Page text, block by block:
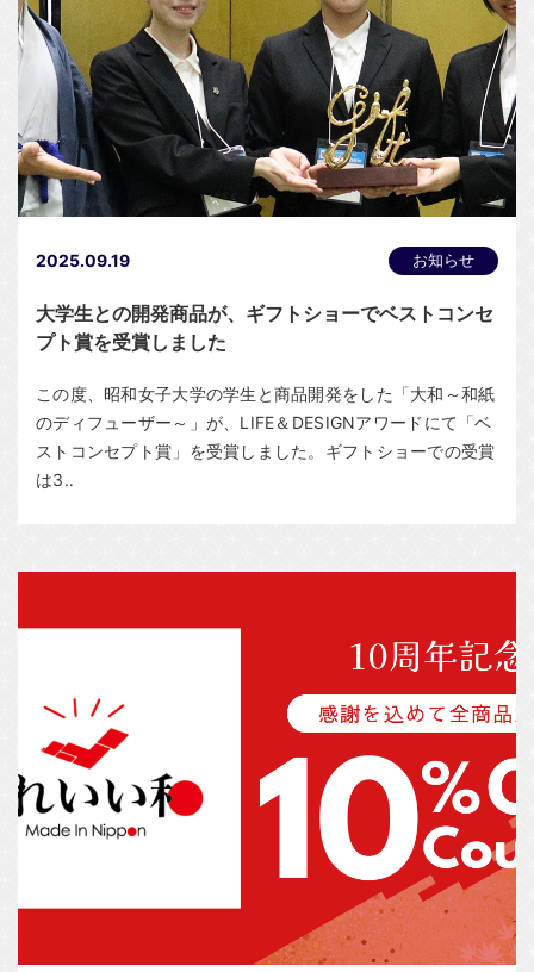
2025.09.19 お知らせ
大学生との開発商品が、ギフトショーでベストコンセ
プト賞を受賞しました
この度、昭和女子大学の学生と商品開発をした「大和～和紙
のディフューザー～」が、LIFE＆DESIGNアワードにて「ベ
ストコンセプト賞」を受賞しました。ギフトショーでの受賞
は3‥